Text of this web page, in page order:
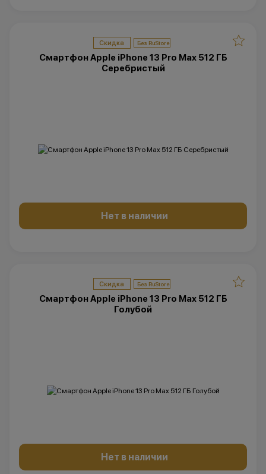
Скидка
Смартфон Apple iPhone 13 Pro Max 512 ГБ
Серебристый
Нет в наличии
Скидка
Смартфон Apple iPhone 13 Pro Max 512 ГБ
Голубой
Нет в наличии